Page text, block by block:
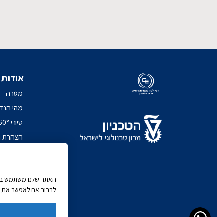
אודות
מטרה
מהי
סיורי 360° בפקולטה
הצהרת
האתר שלנו משתמש
לבחור אם לאפשר את